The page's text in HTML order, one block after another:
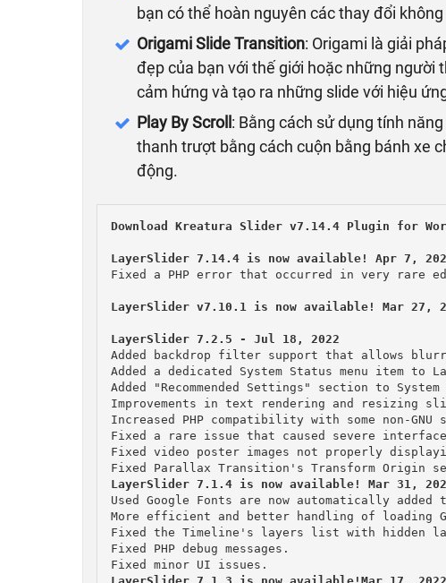
bạn có thể hoàn nguyên các thay đổi
Origami Slide Transition: Origami là giải
đẹp của bạn với thế giới hoặc những
cảm hứng và tạo ra những slide với hiệu
Play By Scroll : Bằng cách sử dụng tính
thanh trượt bằng cách cuộn bằng bánh xe
động.
Download Kreatura Slider v7.14.4 Plugin for
Fixed a PHP error that occurred in very rare
LayerSlider v7.10.1 is now available! Mar 27,
Added backdrop filter support that allows
Added a dedicated System Status menu item to
Added "Recommended Settings" section to
Improvements in text rendering and resizing
Increased PHP compatibility with some non-
Fixed a rare issue that caused severe
Fixed video poster images not properly
Used Google Fonts are now automatically
More efficient and better handling of loading
Fixed the Timeline's layers list with hidden
Fixed PHP debug messages.